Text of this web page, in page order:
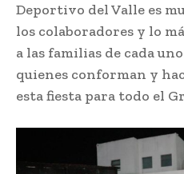
Deportivo del Valle es
los colaboradores y lo
a las familias de cada
quienes conforman y
esta fiesta para todo el